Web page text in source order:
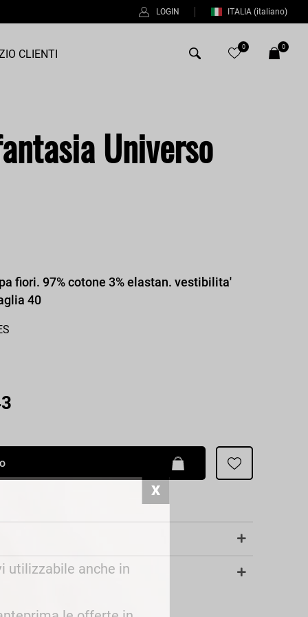
LOGIN ITALIA (italiano)
Bob
Universo
CLIENTI
0 0
Universo
fiori. 97% cotone 3% elastan. vestibilita'
40
utilizzabile anche in